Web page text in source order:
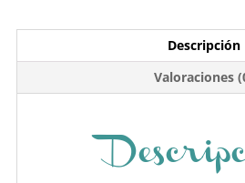
e
b
o
k
er
Descripción
Valoraciones